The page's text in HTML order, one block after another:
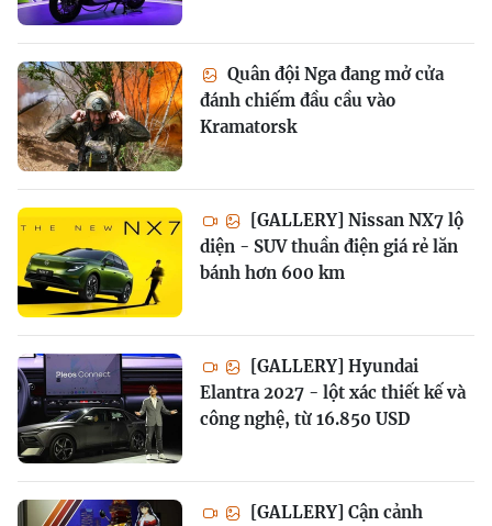
Quân đội Nga đang mở cửa
đánh chiếm đầu cầu vào
Kramatorsk
[GALLERY] Nissan NX7 lộ
diện - SUV thuần điện giá rẻ lăn
bánh hơn 600 km
[GALLERY] Hyundai
Elantra 2027 - lột xác thiết kế và
công nghệ, từ 16.850 USD
[GALLERY] Cận cảnh